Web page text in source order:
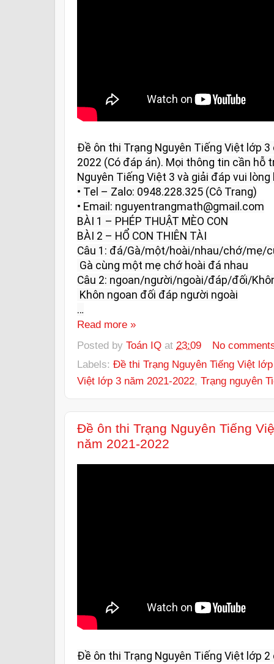
Đề ôn thi Trạng Nguyên Tiếng Việt lớp
2022 (Có đáp án). Mọi thông tin cần hỗ
Nguyên Tiếng Việt 3 và giải đáp vui lòng
• Tel – Zalo: 0948.228.325 (Cô Trang)
• Email: nguyentrangmath@gmail.com
BÀI 1 – PHÉP THUẬT MÈO CON
BÀI 2 – HỔ CON THIÊN TÀI
Câu 1: đá/Gà/một/hoài/nhau/chớ/mẹ/
Câu 2: ngoan/người/ngoài/đáp/đối/
…
Read more »
Posted by Toán IQ at 23:09
No
Labels: Đề thi Trạng Nguyên Tiếng Việt
Việt lớp 3 năm 2021-2022, Trạng nguyên
Đề ôn thi Trạng Nguyên Tiếng
năm 2021-2022
Đề ôn thi Trạng Nguyên Tiếng Việt lớp